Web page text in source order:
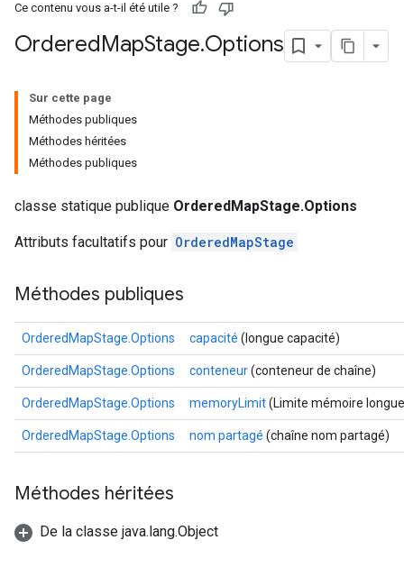
Ce contenu vous a-t-il été utile ?
OrderedMapStage.Options
Sur cette page
Méthodes publiques
Méthodes héritées
Méthodes publiques
classe statique publique OrderedMapStage.Options
Attributs facultatifs pour OrderedMapStage
Méthodes publiques
OrderedMapStage.Options capacité (longue capacité)
OrderedMapStage.Options conteneur(conteneur de chaîne)
OrderedMapStage.Options memoryLimit(Limite mémoire
OrderedMapStage.Options nom partagé (chaîne nom partagé)
Méthodes héritées
De la classe java.lang.Object